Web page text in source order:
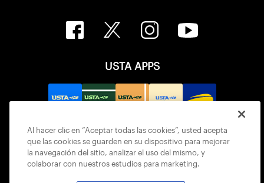
USTA APPS
Al hacer clic en “Aceptar todas las cookies”, usted acepta
que las cookies se guarden en su dispositivo para mejorar
la navegación del sitio, analizar el uso del mismo, y
colaborar con nuestros estudios para marketing.